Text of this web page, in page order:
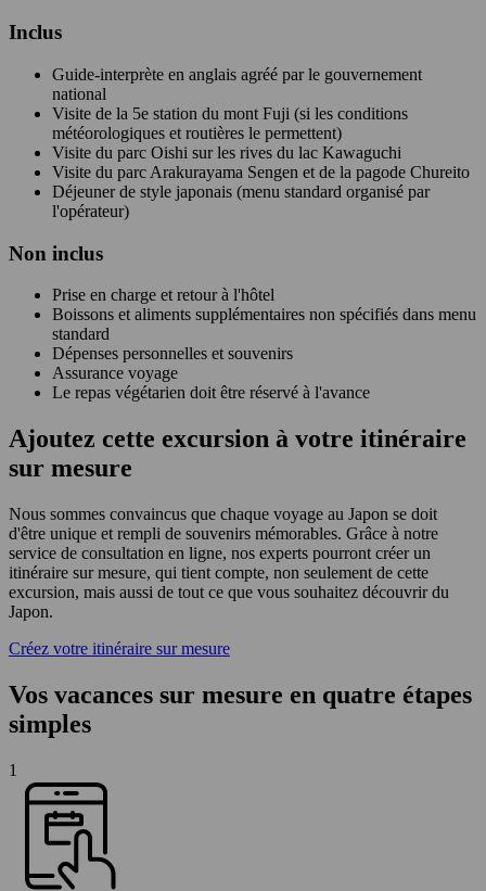
Inclus
Guide-interprète en anglais agréé par le gouvernement
national
Visite de la 5e station du mont Fuji (si les conditions
météorologiques et routières le permettent)
Visite du parc Oishi sur les rives du lac Kawaguchi
Visite du parc Arakurayama Sengen et de la pagode Chureito
Déjeuner de style japonais (menu standard organisé par
l'opérateur)
Non inclus
Prise en charge et retour à l'hôtel
Boissons et aliments supplémentaires non spécifiés dans menu
standard
Dépenses personnelles et souvenirs
Assurance voyage
Le repas végétarien doit être réservé à l'avance
Ajoutez cette excursion à votre itinéraire
sur mesure
Nous sommes convaincus que chaque voyage au Japon se doit
d'être unique et rempli de souvenirs mémorables. Grâce à notre
service de consultation en ligne, nos experts pourront créer un
itinéraire sur mesure, qui tient compte, non seulement de cette
excursion, mais aussi de tout ce que vous souhaitez découvrir du
Japon.
Créez votre itinéraire sur mesure
Vos vacances sur mesure en quatre étapes
simples
1